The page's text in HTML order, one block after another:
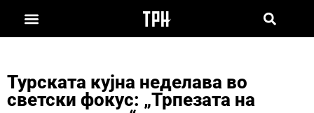
Турската кујна неделава во
светски фокус: „Трпезата на